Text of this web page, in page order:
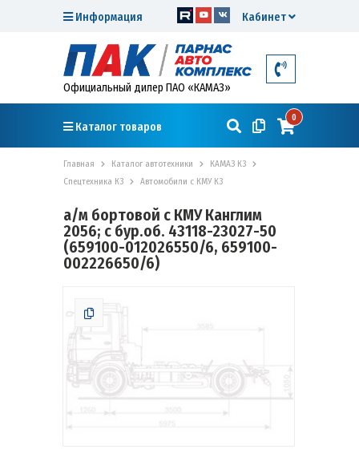
Кабинет
Информация
Официальный дилер ПАО «КАМАЗ»
Каталог товаров
0
Главная Каталог автотехники
КАМАЗ К3
Спецтехника К3
Автомобили с КМУ К3
а/м бортовой с КМУ Канглим
2056; с бур.об. 43118-23027-50
(659100-012026550/6, 659100-
002226650/6)